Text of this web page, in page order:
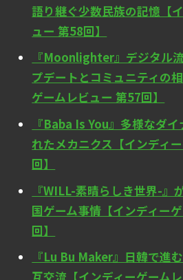
語り継ぐ少数民族の記憶【
ュー 第58回】
『Moonlighter』デジタル
プデートとコミュニティの
ゲームレビュー 第57回】
『Baba Is You』多様なダ
れたメカニクス【インディ
回】
『WILL-素晴らしき世界-』
国ゲーム事情【インディー
回】
『Lu Bu Maker』日韓で進
互交流【インディーゲーム